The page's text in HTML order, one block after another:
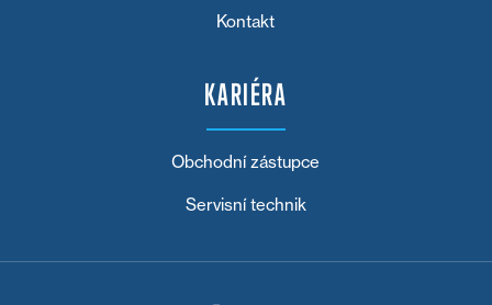
Kontakt
KARIÉRA
Obchodní zástupce
Servisní technik